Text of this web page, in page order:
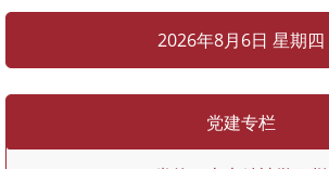
2026年8月6日 星期四
党建专栏